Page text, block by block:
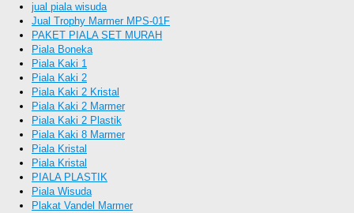
jual piala wisuda
Jual Trophy Marmer MPS-01F
PAKET PIALA SET MURAH
Piala Boneka
Piala Kaki 1
Piala Kaki 2
Piala Kaki 2 Kristal
Piala Kaki 2 Marmer
Piala Kaki 2 Plastik
Piala Kaki 8 Marmer
Piala Kristal
Piala Kristal
PIALA PLASTIK
Piala Wisuda
Plakat Vandel Marmer